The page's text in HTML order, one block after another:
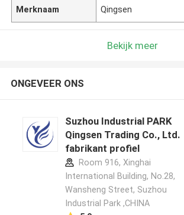
Merknaam Qingsen
Bekijk meer
ONGEVEER ONS
Suzhou Industrial PARK
Qingsen Trading Co., Ltd.
fabrikant profiel
Room 916, Xinghai
International Building, No.28,
Wansheng Street, Suzhou
Industrial Park ,CHINA